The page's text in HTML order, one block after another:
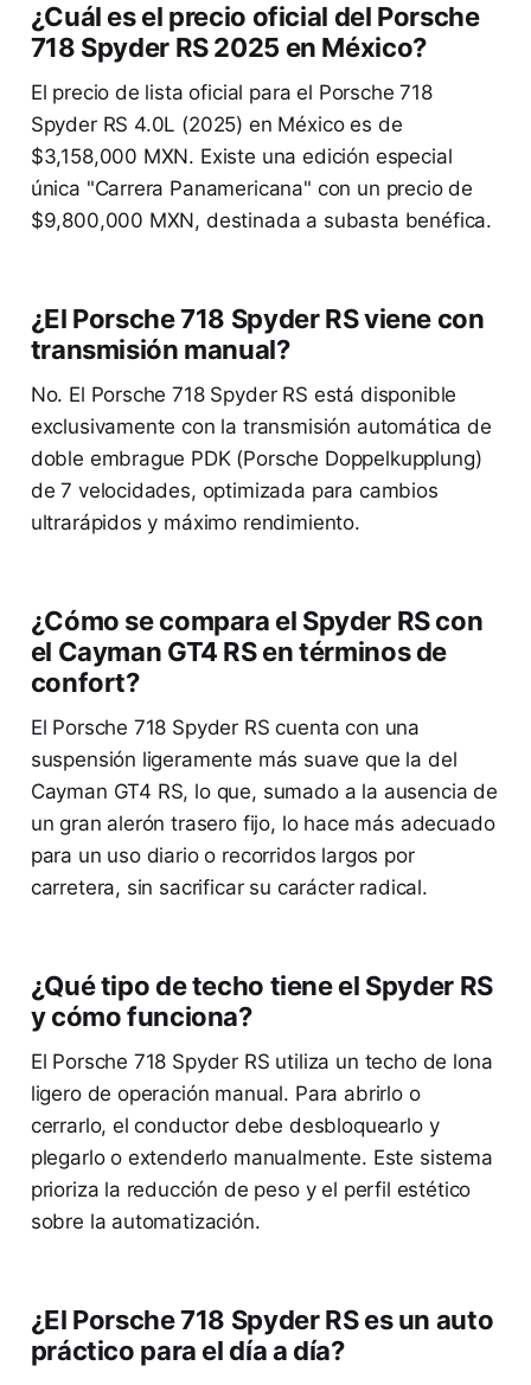
¿Cuál es el precio oficial del Porsche
718 Spyder RS 2025 en México?
El precio de lista oficial para el Porsche 718
Spyder RS 4.0L (2025) en México es de
$3,158,000 MXN. Existe una edición especial
única "Carrera Panamericana" con un precio de
$9,800,000 MXN, destinada a subasta benéfica.
¿El Porsche 718 Spyder RS viene con
transmisión manual?
No. El Porsche 718 Spyder RS está disponible
exclusivamente con la transmisión automática de
doble embrague PDK (Porsche Doppelkupplung)
de 7 velocidades, optimizada para cambios
ultrarápidos y máximo rendimiento.
¿Cómo se compara el Spyder RS con
el Cayman GT4 RS en términos de
confort?
El Porsche 718 Spyder RS cuenta con una
suspensión ligeramente más suave que la del
Cayman GT4 RS, lo que, sumado a la ausencia de
un gran alerón trasero fijo, lo hace más adecuado
para un uso diario o recorridos largos por
carretera, sin sacrificar su carácter radical.
¿Qué tipo de techo tiene el Spyder RS
y cómo funciona?
El Porsche 718 Spyder RS utiliza un techo de lona
ligero de operación manual. Para abrirlo o
cerrarlo, el conductor debe desbloquearlo y
plegarlo o extenderlo manualmente. Este sistema
prioriza la reducción de peso y el perfil estético
sobre la automatización.
¿El Porsche 718 Spyder RS es un auto
práctico para el día a día?